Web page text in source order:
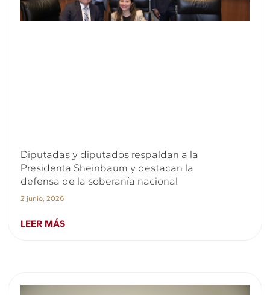
Diputadas y diputados respaldan a la
Presidenta Sheinbaum y destacan la
defensa de la soberanía nacional
2 junio, 2026
LEER MÁS